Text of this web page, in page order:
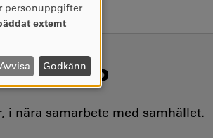
nära samarbete med samhället.
personuppgifter
externt
Avvisa Godkänn